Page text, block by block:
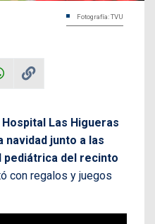
Fotografía: TVU
Hospital Las Higueras
navidad junto a las
pediátrica del recinto
con regalos y juegos